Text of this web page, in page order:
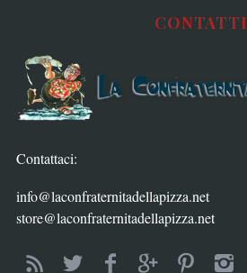
CONTATTI
Contattaci:
info@laconfraternitadellapizza.net
store@laconfraternitadellapizza.net